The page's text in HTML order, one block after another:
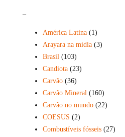
América Latina(1)
Arayara na mídia(3)
Brasil(103)
Candiota(23)
Carvão(36)
Carvão Mineral(160)
Carvão no mundo(22)
COESUS (2)
Combustíveis fósseis(27)